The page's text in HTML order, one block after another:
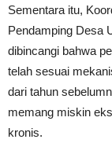
Sementara itu,
Pendamping Desa
dibincangi bahwa
telah sesuai
dari tahun
memang miskin
kronis.